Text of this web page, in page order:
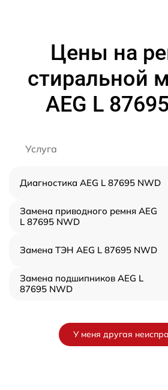
Цены на
стиральной
AEG L
Услуга
Диагностика AEG L 87695 NWD
Замена приводного ремня AEG
L 87695 NWD
Замена ТЭН AEG L 87695 NWD
Замена подшипников AEG L
87695 NWD
У меня другая